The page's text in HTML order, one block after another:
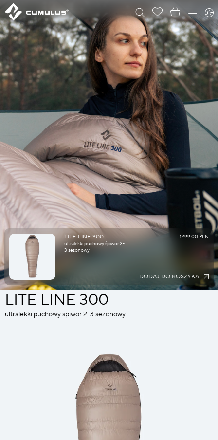
LITE LINE 300
ultralekki puchowy śpiwór 2-
3 sezonowy
1299.00 PLN
DODAJ DO KOSZYKA
LITE LINE 300
ultralekki puchowy śpiwór 2-3 sezonowy